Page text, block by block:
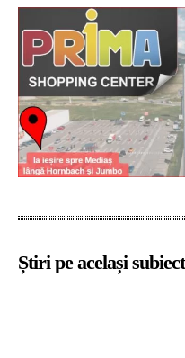
Știri pe același subiect